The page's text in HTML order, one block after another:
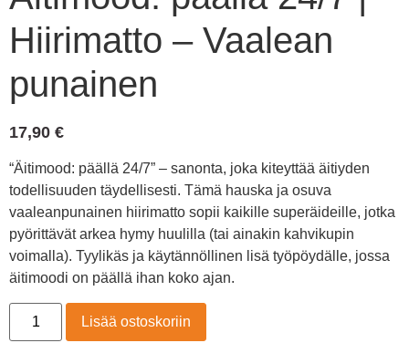
Hiirimatto – Vaalean
punainen
17,90 €
“Äitimood: päällä 24/7” – sanonta, joka kiteyttää äitiyden
todellisuuden täydellisesti. Tämä hauska ja osuva
vaaleanpunainen hiirimatto sopii kaikille superäideille, jotka
pyörittävät arkea hymy huulilla (tai ainakin kahvikupin
voimalla). Tyylikäs ja käytännöllinen lisä työpöydälle, jossa
äitimoodi on päällä ihan koko ajan.
Lisää ostoskoriin